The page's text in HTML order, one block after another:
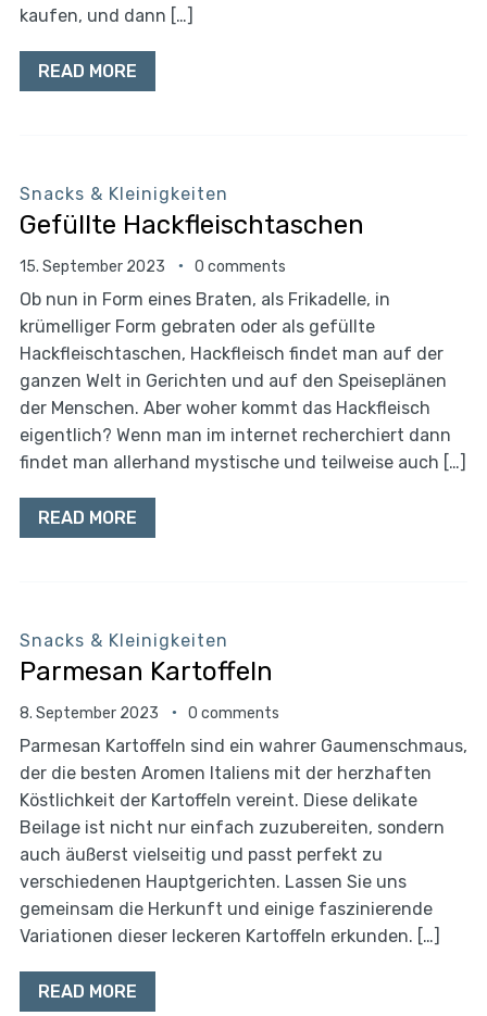
kaufen, und dann […]
READ MORE
Snacks & Kleinigkeiten
Gefüllte Hackfleischtaschen
15. September 2023 0 comments
Ob nun in Form eines Braten, als Frikadelle, in
krümelliger Form gebraten oder als gefüllte
Hackfleischtaschen, Hackfleisch findet man auf der
ganzen Welt in Gerichten und auf den Speiseplänen
der Menschen. Aber woher kommt das Hackfleisch
eigentlich? Wenn man im internet recherchiert dann
findet man allerhand mystische und teilweise auch […]
READ MORE
Snacks & Kleinigkeiten
Parmesan Kartoffeln
8. September 2023 0 comments
Parmesan Kartoffeln sind ein wahrer Gaumenschmaus,
der die besten Aromen Italiens mit der herzhaften
Köstlichkeit der Kartoffeln vereint. Diese delikate
Beilage ist nicht nur einfach zuzubereiten, sondern
auch äußerst vielseitig und passt perfekt zu
verschiedenen Hauptgerichten. Lassen Sie uns
gemeinsam die Herkunft und einige faszinierende
Variationen dieser leckeren Kartoffeln erkunden. […]
READ MORE